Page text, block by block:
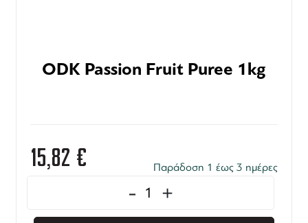
ODK Passion Fruit Puree 1kg
15,82 € Παράδοση 1 έως 3 ημέρες
- +